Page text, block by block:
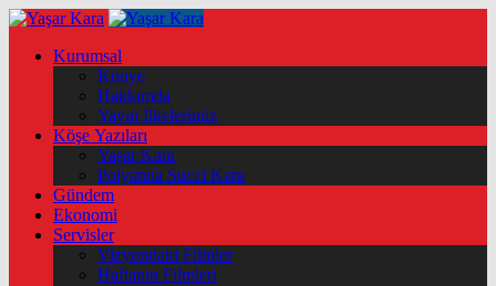
Kurumsal
Künye
Hakkımda
Yayın İlkelerimiz
Köşe Yazıları
Yaşar Kara
Polyanna Succi Kara
Gündem
Ekonomi
Servisler
Vizyondaki Filmler
Haftanin Filmleri